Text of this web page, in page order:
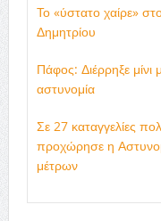
Το «ύστατο χαίρε»
Δημητρίου
Πάφος: Διέρρηξε μίνι
αστυνομία
Σε 27 καταγγελίες
προχώρησε η
μέτρων